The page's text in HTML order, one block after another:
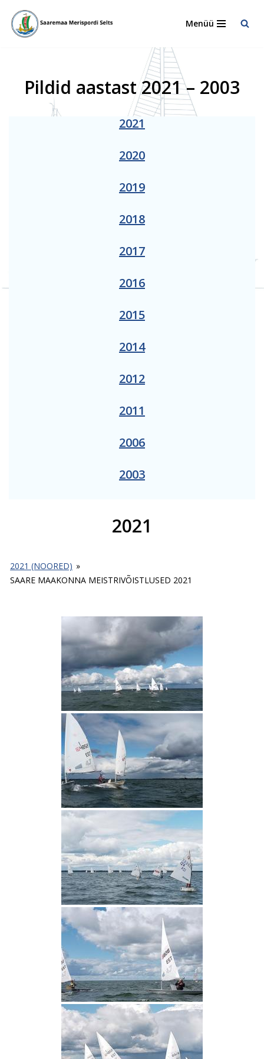
Skip
Menüü
Pildid aastast 2021 – 2003
2021
2020
2019
2018
2017
2016
2015
2014
2012
2011
2006
2003
2021
2021 (NOORED) »
SAARE MAAKONNA MEISTRIVÕISTLUSED 2021